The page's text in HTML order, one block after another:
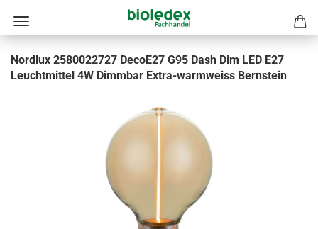
Nordlux 2580022727 DecoE27 G95 Dash Dim LED E27
Leuchtmittel 4W Dimmbar Extra-warmweiss Bernstein